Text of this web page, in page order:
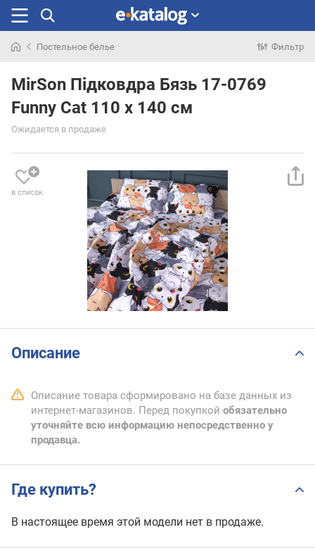
раньше
Постельное белье Фильтр
MirSon Підковдра Бязь 17-0769
Funny Cat 110 x 140 см
Ожидается в продаже
в список
Описание
Описание товара сформировано на базе данных из
интернет-магазинов. Перед покупкой обязательно
уточняйте всю информацию непосредственно у
продавца.
Где купить?
В настоящее время этой модели нет в продаже.